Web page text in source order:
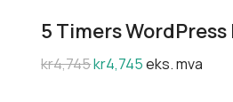
5 Timers
kr4,745kr4,745eks. mva